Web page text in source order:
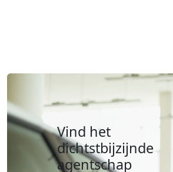
Vind het
dichtstbijzijnde
agentschap